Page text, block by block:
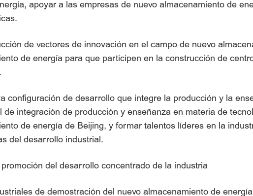
apoyar a las empresas de nuevo almacenamiento de
de vectores de innovación en el campo de nuevo
de energía para que participen en la construcción de
configuración de desarrollo que integre la producción y la
de integración de producción y enseñanza en materia de
de energía de Beijing, y formar talentos líderes en la
del desarrollo industrial.
del desarrollo concentrado de la industria
de demostración del nuevo almacenamiento de